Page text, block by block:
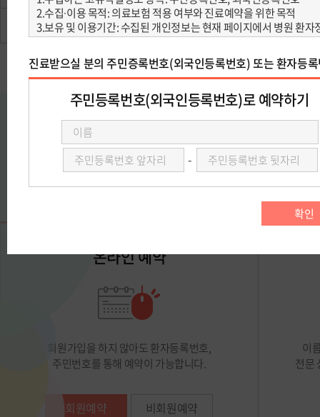
예약조회·취소
아래 예약
온라인 예약
회원가입을 하지 않아도 환자등록번호,
주민번호를 통해 예약이 가능합니다.
회원예약 비회원예약
이
전문